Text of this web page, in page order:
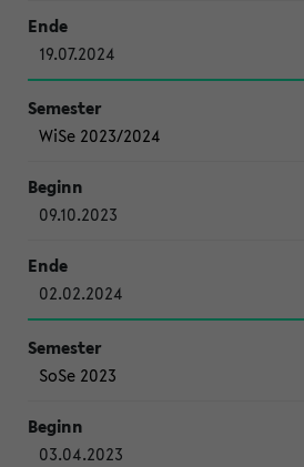
19.07.2024
WiSe 2023/2024
09.10.2023
02.02.2024
SoSe 2023
03.04.2023